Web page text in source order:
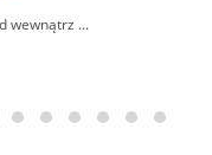
wewnątrz ...